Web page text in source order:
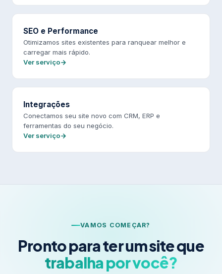
SEO e Performance
Otimizamos sites existentes para ranquear melhor e
carregar mais rápido.
Ver serviço
Integrações
Conectamos seu site novo com CRM, ERP e
ferramentas do seu negócio.
Ver serviço
VAMOS COMEÇAR?
Pronto para ter um site que
trabalha por você?